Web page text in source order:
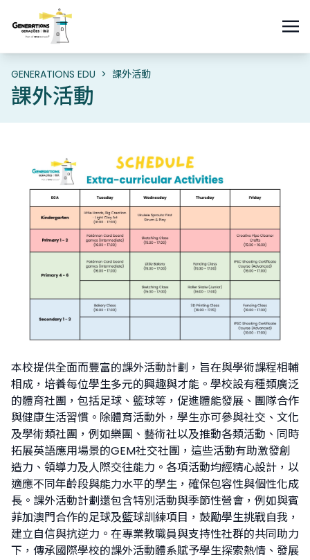
GENERATIONS EDU > 課外活動
課外活動
本校提供全面而豐富的課外活動計劃，旨在與學術課程相輔
相成，培養每位學生多元的興趣與才能。學校設有種類廣泛
的體育社團，包括足球、籃球等，促進體能發展、團隊合作
與健康生活習慣。除體育活動外，學生亦可參與社交、文化
及學術類社團，例如樂團、藝術社以及推動各類活動、同時
拓展英語應用場景的GEM社交社團，這些活動有助激發創
造力、領導力及人際交往能力。各項活動均經精心設計，以
適應不同年齡段與能力水平的學生，確保包容性與個性化成
長。課外活動計劃還包含特別活動與季節性營會，例如與賓
菲加澳門合作的足球及籃球訓練項目，鼓勵學生挑戰自我，
建立自信與抗逆力。在專業教職員與支持性社群的共同助力
下，傳承國際學校的課外活動體系賦予學生探索熱情、發展